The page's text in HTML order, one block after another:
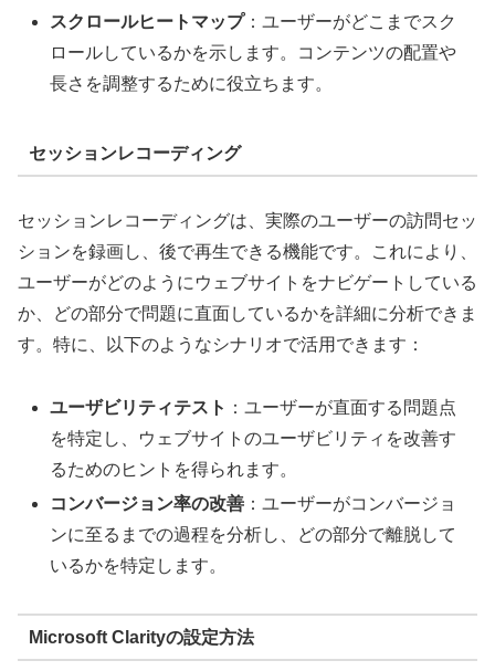
スクロールヒートマップ：ユーザーがどこまでスク
ロールしているかを示します。コンテンツの配置や
長さを調整するために役立ちます。
セッションレコーディング
セッションレコーディングは、実際のユーザーの訪問セッ
ションを録画し、後で再生できる機能です。これにより、
ユーザーがどのようにウェブサイトをナビゲートしている
か、どの部分で問題に直面しているかを詳細に分析できま
す。特に、以下のようなシナリオで活用できます：
ユーザビリティテスト ：ユーザーが直面する問題点
を特定し、ウェブサイトのユーザビリティを改善す
るためのヒントを得られます。
コンバージョン率の改善 ：ユーザーがコンバージョ
ンに至るまでの過程を分析し、どの部分で離脱して
いるかを特定します。
Microsoft Clarityの設定方法